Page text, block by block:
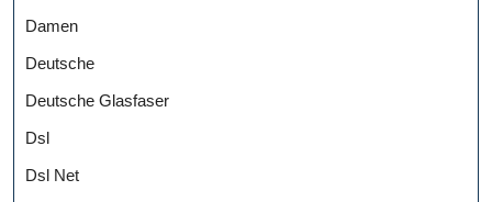
Damen
Deutsche
Deutsche Glasfaser
Dsl
Dsl Net